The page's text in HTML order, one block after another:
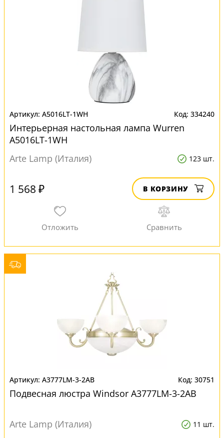
A5016LT-1WH 334240
Интерьерная настольная лампа Wurren
A5016LT-1WH
Arte Lamp (Италия)
123 шт.
1 568 ₽ В КОРЗИНУ
A3777LM-3-2AB 30751
Подвесная люстра Windsor A3777LM-3-2AB
Arte Lamp (Италия) 11 шт.